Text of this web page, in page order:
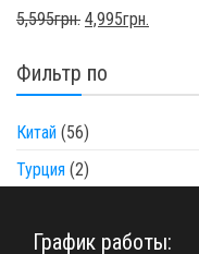
5,595грн. 4,995грн.
Фильтр по
Китай (56)
Турция (2)
График работы: